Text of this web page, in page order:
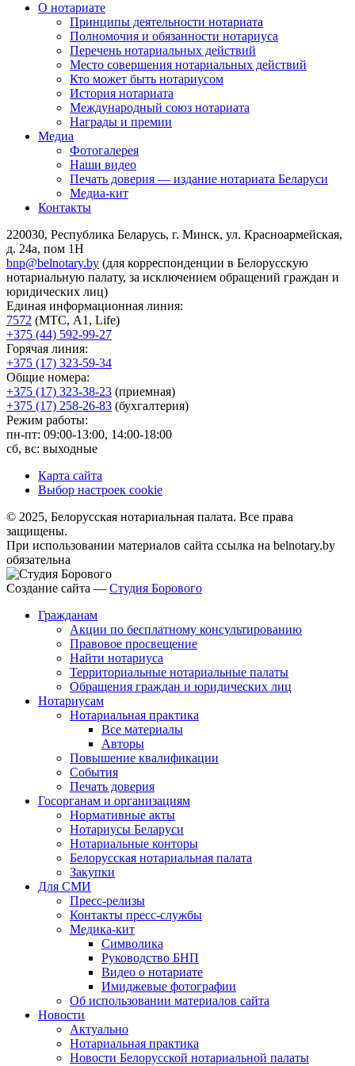
О нотариате
Принципы деятельности нотариата
Полномочия и обязанности нотариуса
Перечень нотариальных действий
Место совершения нотариальных действий
Кто может быть нотариусом
История нотариата
Международный союз нотариата
Награды и премии
Медиа
Фотогалерея
Наши видео
Печать доверия — издание нотариата Беларуси
Медиа-кит
Контакты
220030, Республика Беларусь, г. Минск, ул. Красноармейская,
д. 24а, пом 1Н
bnp@belnotary.by (для корреспонденции в Белорусскую
нотариальную палату, за исключением обращений граждан и
юридических лиц)
Единая информационная линия:
7572 (МТС, A1, Life)
+375 (44) 592-99-27
Горячая линия:
+375 (17) 323-59-34
Общие номера:
+375 (17) 323-38-23 (приемная)
+375 (17) 258-26-83 (бухгалтерия)
Режим работы:
пн-пт: 09:00-13:00, 14:00-18:00
сб, вс: выходные
Карта сайта
Выбор настроек cookie
© 2025, Белорусская нотариальная палата. Все права
защищены.
При использовании материалов сайта ссылка на belnotary.by
обязательна
Создание сайта — Студия Борового
Гражданам
Акции по бесплатному консультированию
Правовое просвещение
Найти нотариуса
Территориальные нотариальные палаты
Обращения граждан и юридических лиц
Нотариусам
Нотариальная практика
Все материалы
Авторы
Повышение квалификации
События
Печать доверия
Госорганам и организациям
Нормативные акты
Нотариусы Беларуси
Нотариальные конторы
Белорусская нотариальная палата
Закупки
Для СМИ
Пресс-релизы
Контакты пресс-службы
Медика-кит
Символика
Руководство БНП
Видео о нотариате
Имиджевые фотографии
Об использовании материалов сайта
Новости
Актуально
Нотариальная практика
Новости Белорусской нотариальной палаты